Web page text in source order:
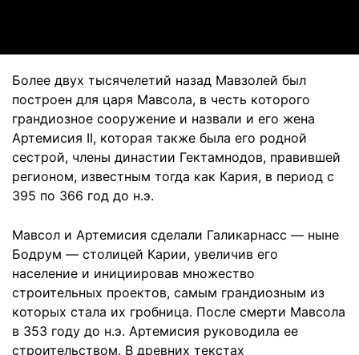
Более двух тысячелетий назад Мавзолей был
построен для царя Мавсола, в честь которого
грандиозное сооружение и назвали и его жена
Артемисия II, которая также была его родной
сестрой, члены династии Гектамнодов, правившей
регионом, известным тогда как Кария, в период с
395 по 366 год до н.э.
Мавсол и Артемисия сделали Галикарнасс — ныне
Бодрум — столицей Карии, увеличив его
население и инициировав множество
строительных проектов, самым грандиозным из
которых стала их гробница. После смерти Мавсола
в 353 году до н.э. Артемисия руководила ее
строительством. В древних текстах